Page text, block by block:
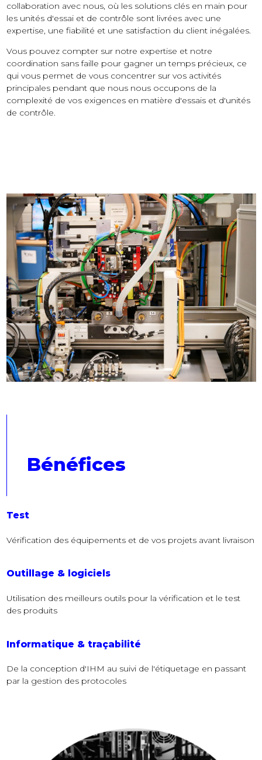
collaboration avec nous, où les solutions clés en main pour
les unités d'essai et de contrôle sont livrées avec une
expertise, une fiabilité et une satisfaction du client inégalées.
Vous pouvez compter sur notre expertise et notre
coordination sans faille pour gagner un temps précieux, ce
qui vous permet de vous concentrer sur vos activités
principales pendant que nous nous occupons de la
complexité de vos exigences en matière d'essais et d'unités
de contrôle.
Bénéfices
Test
Vérification des équipements et de vos projets avant livraison
Outillage & logiciels
Utilisation des meilleurs outils pour la vérification et le test
des produits
Informatique & traçabilité
De la conception d'IHM au suivi de l'étiquetage en passant
par la gestion des protocoles